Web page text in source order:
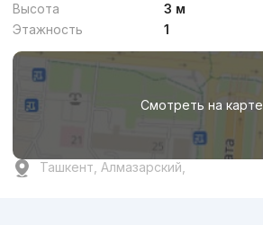
Высота
3 м
Этажность
1
Смотреть на карте
Ташкент, Алмазарский,